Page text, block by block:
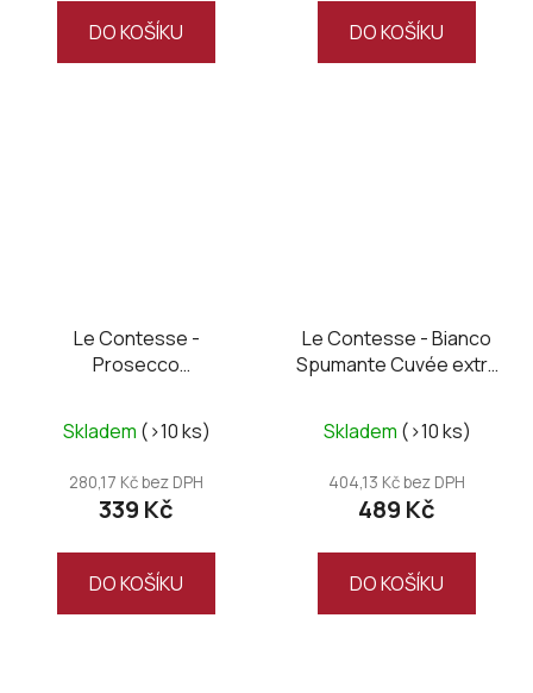
DO KOŠÍKU DO KOŠÍKU
Le Contesse -
Prosecco
Brut
Skladem (>10 ks)
280,17 Kč bez DPH
339 Kč
DO KOŠÍKU
Le Contesse - Bianco
Spumante Cuvée extra
Skladem (>10 ks)
404,13 Kč bez DPH
489 Kč
DO KOŠÍKU